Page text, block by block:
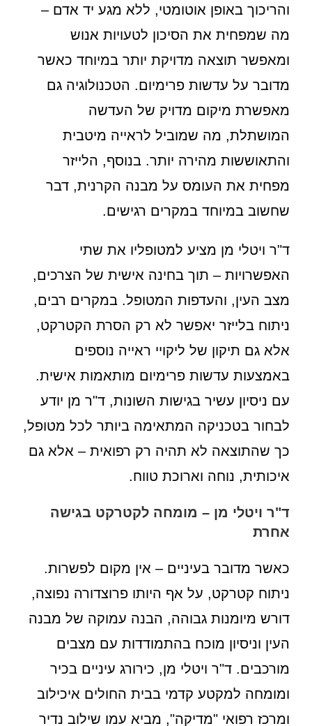
והריכוך באופן אוטומטי, ללא מגע יד אדם –
מה שמפחית את הסיכון לטעויות אנוש
ומאפשר תוצאה מדויקת יותר במיוחד כאשר
מדובר על עדשות פרימיום. הטכנולוגיה גם
מאפשרת מיקום מדויק של העדשה
המושתלת, מה שמוביל לראייה מיטבית
והתאוששות מהירה יותר. בנוסף, הלייזר
מפחית את העומס על מבנה הקרנית, דבר
שחשוב במיוחד במקרים רגישים.
ד"ר ויטלי מן מציע למטופליו את שתי
האפשרויות – תוך בחינה אישית של הצרכים,
מצב העין, והעדפות המטופל. במקרים רבים,
ניתוח בלייזר יאפשר לא רק הסרת הקטרקט,
אלא גם תיקון של ליקויי ראייה נוספים
באמצעות עדשות פרימיום מותאמות אישית.
עם ניסיון עשיר בגישות השונות, ד"ר מן יודע
לבחור בטכניקה המתאימה ביותר לכל מטופל,
כך שהתוצאה לא תהיה רק רפואית – אלא גם
איכותית, נוחה וארוכת טווח.
ד"ר ויטלי מן – מומחה לקטרקט בגישה
אחרת
כאשר מדובר בעיניים – אין מקום לפשרות.
ניתוח קטרקט, על אף היותו פרוצדורה נפוצה,
דורש מיומנות גבוהה, הבנה עמוקה של מבנה
העין וניסיון מוכח בהתמודדות עם מצבים
מורכבים. ד"ר ויטלי מן, כירורג עיניים בכיר
ומומחה למקטע קדמי בבית החולים איכילוב
ומרכז רפואי "מדיקה", מביא עמו שילוב נדיר